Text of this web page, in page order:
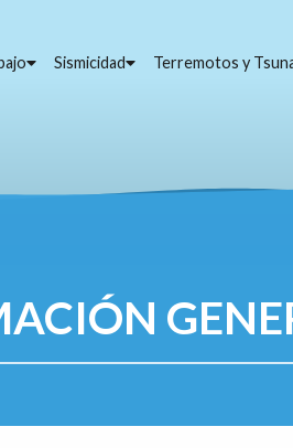
Sismicidad Terremotos y